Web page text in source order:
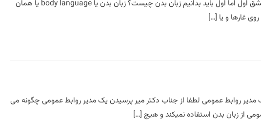
مجله مذاکره و زبان بدن پیشرفته ترین نکات زبان بدن عشق اول پیشرفته ترین نکات زبان بدن عشق اول اما اول باید بدانیم زبان بدن چیست؟ زبان بدن یا body language یا همان
غارها و یا […]
مدیر روابط عمومی لطفا از جناب دکتر میر پرسیدن یک مدیر روابط عمومی چگونه می
از زبان بدن استفاده نمیکند و هیچ […]